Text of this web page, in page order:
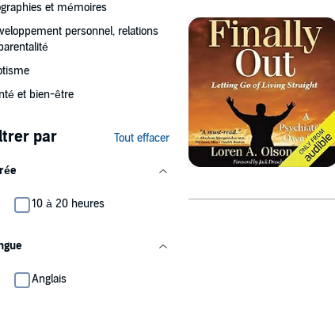
et mémoires
personnel, relations
et bien-être
par Tout effacer
10 à 20 heures
Anglais